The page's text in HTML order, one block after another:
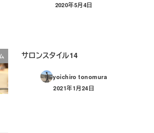
投稿日
2020年5月4日
サロンスタイル14
yoichiro tonomura
投稿日
2021年1月24日